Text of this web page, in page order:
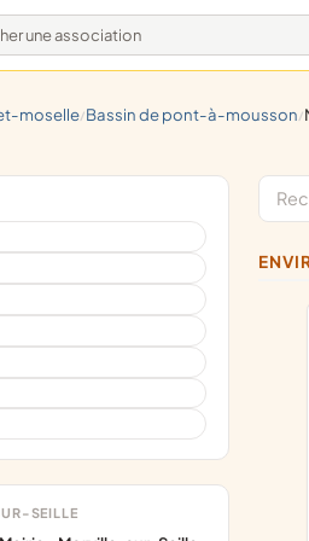
une association
moselle/ bassin de pont-à-mousson/
SEILLE